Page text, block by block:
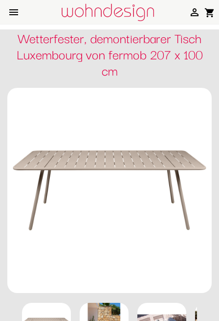
 shopping_cart

Wetterfester, demontierbarer Tisch
Luxembourg von fermob 207 x 100
cm